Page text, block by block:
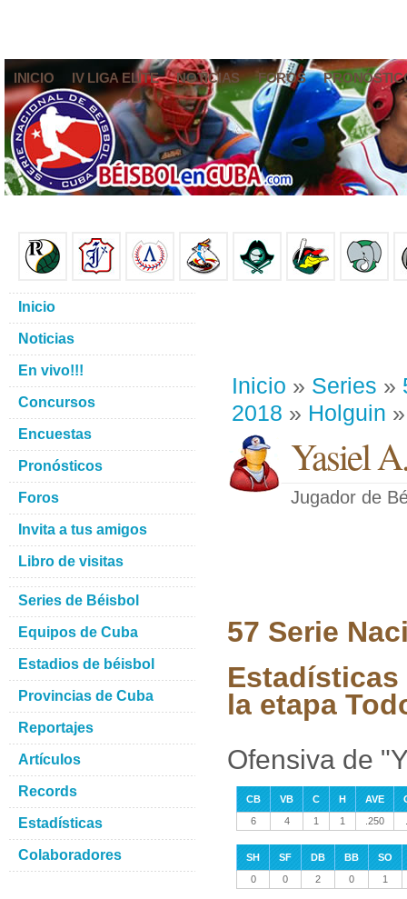
INICIO IV LIGA ELITE NOTICIAS FOROS
Inicio » Series »
2018 » Holguin
Yasiel
Jugador de
57 Serie
Estadísticas
la etapa
Ofensiva de
CB VB C H AVE
6
4 1 1 .250
SH SF DB BB
SO
0
0 2 0 1
Inicio
Noticias
En vivo!!!
Concursos
Encuestas
Pronósticos
Foros
Invita a tus amigos
Libro de visitas
Series de Béisbol
Equipos de Cuba
Estadios de béisbol
Provincias de Cuba
Reportajes
Artículos
Records
Estadísticas
Colaboradores